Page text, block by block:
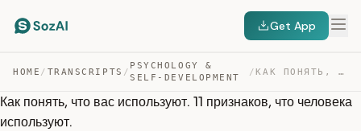
Get App
HOME / TRANSCRIPTS /
PSYCHOLOGY &
SELF-DEVELOPMENT
/ КАК ПОНЯТЬ, ЧТО ВАС ИСПОЛЬЗУЮТ. 11 ПРИЗНАКОВ, ЧТО ЧЕЛОВ… — TRANSCRIPT
Как понять, что вас используют. 11 признаков, что человека
используют.